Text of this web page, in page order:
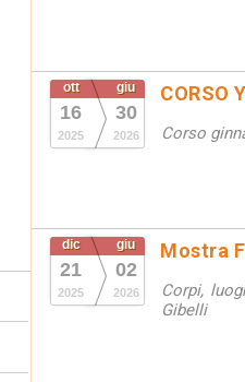
ott
16
2025
giu
30
2026
CORSO
Corso
dic
21
2025
giu
02
2026
Mostra
Corpi,
Gibelli